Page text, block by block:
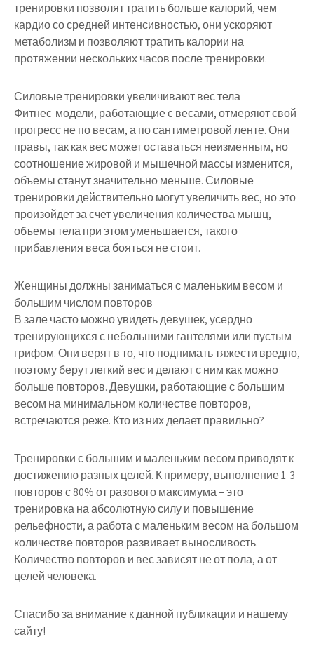
тренировки позволят тратить больше калорий, чем
кардио со средней интенсивностью, они ускоряют
метаболизм и позволяют тратить калории на
протяжении нескольких часов после тренировки.
Силовые тренировки увеличивают вес тела
Фитнес-модели, работающие с весами, отмеряют свой
прогресс не по весам, а по сантиметровой ленте. Они
правы, так как вес может оставаться неизменным, но
соотношение жировой и мышечной массы изменится,
объемы станут значительно меньше. Силовые
тренировки действительно могут увеличить вес, но это
произойдет за счет увеличения количества мышц,
объемы тела при этом уменьшается, такого
прибавления веса бояться не стоит.
Женщины должны заниматься с маленьким весом и
большим числом повторов
В зале часто можно увидеть девушек, усердно
тренирующихся с небольшими гантелями или пустым
грифом. Они верят в то, что поднимать тяжести вредно,
поэтому берут легкий вес и делают с ним как можно
больше повторов. Девушки, работающие с большим
весом на минимальном количестве повторов,
встречаются реже. Кто из них делает правильно?
Тренировки с большим и маленьким весом приводят к
достижению разных целей. К примеру, выполнение 1-3
повторов с 80% от разового максимума – это
тренировка на абсолютную силу и повышение
рельефности, а работа с маленьким весом на большом
количестве повторов развивает выносливость.
Количество повторов и вес зависят не от пола, а от
целей человека.
Спасибо за внимание к данной публикации и нашему
сайту!